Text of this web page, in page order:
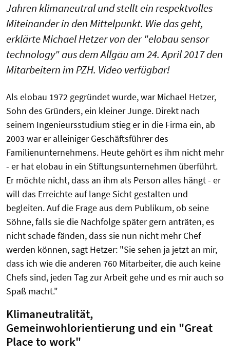
Jahren klimaneutral und stellt ein respektvolles
Miteinander in den Mittelpunkt. Wie das geht,
erklärte Michael Hetzer von der "elobau sensor
technology" aus dem Allgäu am 24. April 2017 den
Mitarbeitern im PZH. Video verfügbar!
Als elobau 1972 gegründet wurde, war Michael Hetzer,
Sohn des Gründers, ein kleiner Junge. Direkt nach
seinem Ingenieursstudium stieg er in die Firma ein, ab
2003 war er alleiniger Geschäftsführer des
Familienunternehmens. Heute gehört es ihm nicht mehr
- er hat elobau in ein Stiftungsunternehmen überführt.
Er möchte nicht, dass an ihm als Person alles hängt - er
will das Erreichte auf lange Sicht gestalten und
begleiten. Auf die Frage aus dem Publikum, ob seine
Söhne, falls sie die Nachfolge später gern anträten, es
nicht schade fänden, dass sie nun nicht mehr Chef
werden können, sagt Hetzer: "Sie sehen ja jetzt an mir,
dass ich wie die anderen 760 Mitarbeiter, die auch keine
Chefs sind, jeden Tag zur Arbeit gehe und es mir auch so
Spaß macht."
Klimaneutralität,
Gemeinwohlorientierung und ein "Great
Place to work"